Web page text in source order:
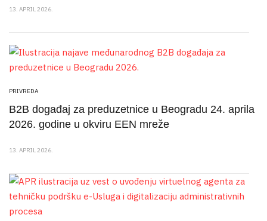
13. APRIL 2026.
PRIVREDA
B2B događaj za preduzetnice u Beogradu 24. aprila
2026. godine u okviru EEN mreže
13. APRIL 2026.